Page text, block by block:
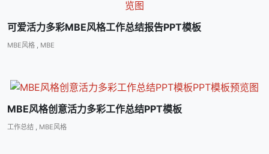
可爱活力多彩MBE风格工作总结报告PPT模板
MBE风格 , MBE
MBE风格创意活力多彩工作总结PPT模板
工作总结 MBE风格